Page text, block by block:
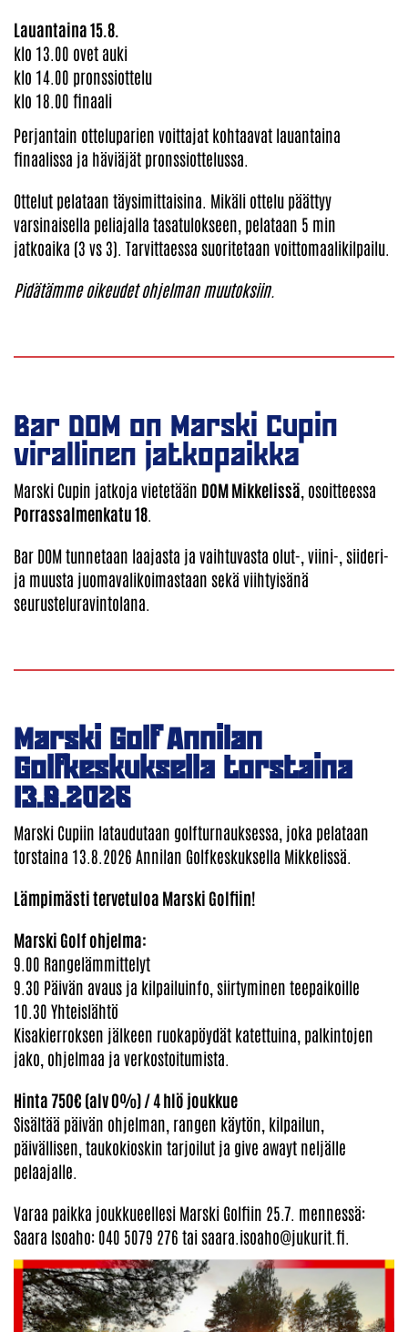
Lauantaina 15.8.
klo 13.00 ovet auki
klo 14.00 pronssiottelu
klo 18.00 finaali
Perjantain otteluparien voittajat kohtaavat lauantaina
finaalissa ja häviäjät pronssiottelussa.
Ottelut pelataan täysimittaisina. Mikäli ottelu päättyy
varsinaisella peliajalla tasatulokseen, pelataan 5 min
jatkoaika (3 vs 3). Tarvittaessa suoritetaan voittomaalikilpailu.
Pidätämme oikeudet ohjelman muutoksiin.
Bar DOM on Marski Cupin
virallinen jatkopaikka
Marski Cupin jatkoja vietetään DOM Mikkelissä , osoitteessa
Porrassalmenkatu 18
Bar DOM tunnetaan laajasta ja vaihtuvasta olut-, viini-, siideri-
ja muusta juomavalikoimastaan sekä viihtyisänä
seurusteluravintolana.
Marski Golf Annilan
Golfkeskuksella torstaina
13.8.2026
Marski Cupiin lataudutaan golfturnauksessa, joka pelataan
torstaina 13.8.2026 Annilan Golfkeskuksella Mikkelissä.
Lämpimästi tervetuloa Marski Golfiin!
Marski Golf ohjelma:
9.00 Rangelämmittelyt
9.30 Päivän avaus ja kilpailuinfo, siirtyminen teepaikoille
10.30 Yhteislähtö
Kisakierroksen jälkeen ruokapöydät katettuina, palkintojen
jako, ohjelmaa ja verkostoitumista.
Hinta 750€ (alv 0%) / 4 hlö joukkue
Sisältää päivän ohjelman, rangen käytön, kilpailun,
päivällisen, taukokioskin tarjoilut ja give awayt neljälle
pelaajalle.
Varaa paikka joukkueellesi Marski Golfiin 25.7. mennessä:
​​​​​​​Saara Isoaho: 040 5079 276 tai saara.isoaho@jukurit.fi.